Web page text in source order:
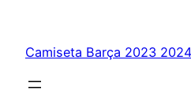
contenido
Camiseta Barça 2023